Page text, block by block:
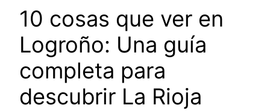
10 cosas que ver en
Logroño: Una guía
completa para
descubrir La Rioja